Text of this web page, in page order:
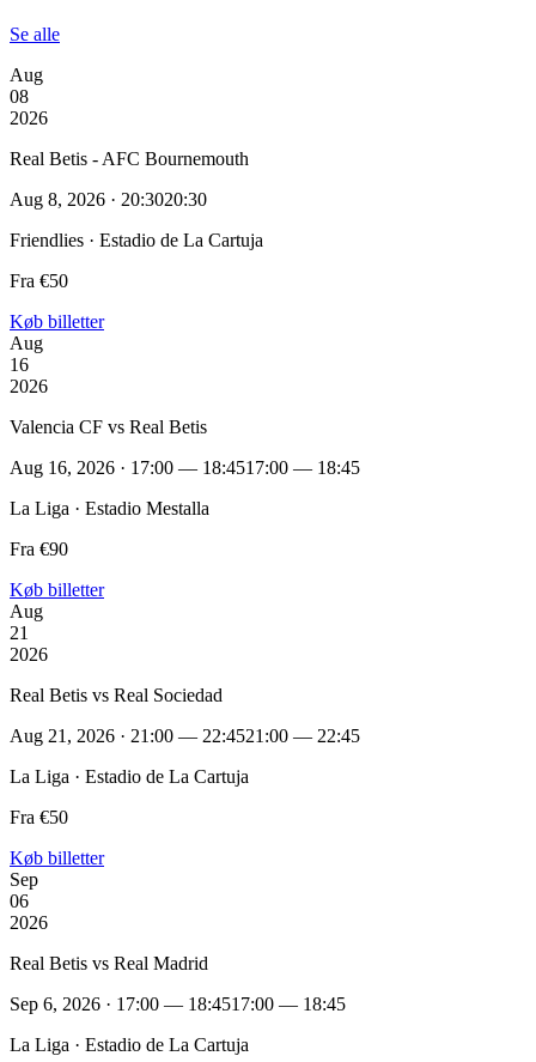
Se alle
Aug
08
2026
Real Betis - AFC Bournemouth
Aug 8, 2026 · 20:3020:30
Friendlies · Estadio de La Cartuja
Fra €50
Køb billetter
Aug
16
2026
Valencia CF vs Real Betis
Aug 16, 2026 · 17:00 — 18:4517:00 — 18:45
La Liga · Estadio Mestalla
Fra €90
Køb billetter
Aug
21
2026
Real Betis vs Real Sociedad
Aug 21, 2026 · 21:00 — 22:4521:00 — 22:45
La Liga · Estadio de La Cartuja
Fra €50
Køb billetter
Sep
06
2026
Real Betis vs Real Madrid
Sep 6, 2026 · 17:00 — 18:4517:00 — 18:45
La Liga · Estadio de La Cartuja